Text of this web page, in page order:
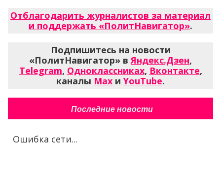
Отблагодарить журналистов за материал
и поддержать «ПолитНавигатор».
Подпишитесь на новости
«ПолитНавигатор» в Яндекс.Дзен,
Telegram, Одноклассниках, Вконтакте,
каналы Max и YouTube.
Последние новости
Ошибка сети...